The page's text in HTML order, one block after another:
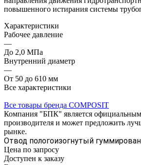
повышенного истирания системы
Характеристики
Рабочее давление
—
До 2,0 МПа
Внутренний диаметр
—
От 50 до 610 мм
Все характеристики
Все товары бренда COMPOSIT
Компания "БПК" является
производителя и может предложить
рынке.
Отвод пологоизогнутый
Цена по запросу
Доступен к заказу